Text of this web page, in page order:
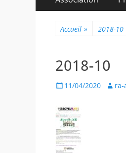
principal
Accueil » 2018-10
2018-10
Posted
11/04/2020 ra-